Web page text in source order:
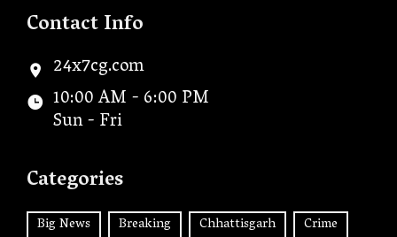
Contact Info
24x7cg.com
10:00 AM - 6:00 PM
Sun - Fri
Categories
Big News Breaking Chhattisgarh Crime